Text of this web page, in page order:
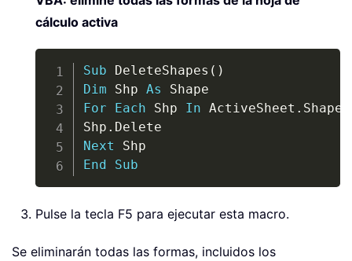
cálculo activa
Sub DeleteShapes ( )
Dim Shp As
For
Each Shp In ActiveSheet . Shapes
Shp .
Next
End
Sub
Pulse la tecla F5 para ejecutar esta macro.
Se eliminarán todas las formas, incluidos los